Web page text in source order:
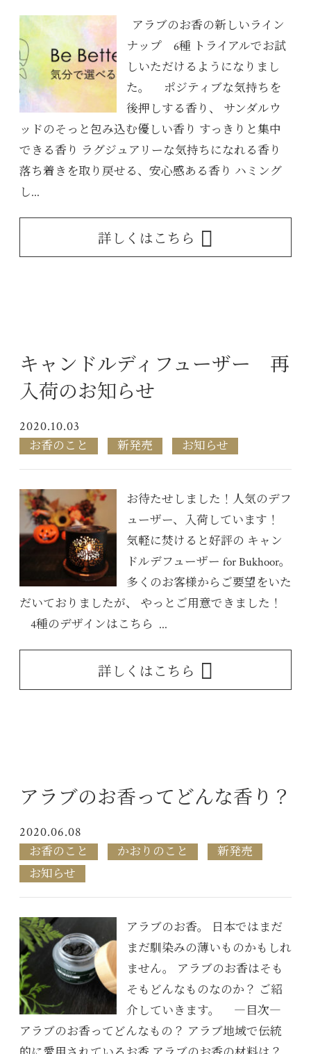
アラブのお香の新しいライン
ナップ 6種 トライアルでお試
しいただけるようになりまし
た。 ポジティブな気持ちを
後押しする香り、 サンダルウ
ッドのそっと包み込む優しい香り すっきりと集中
できる香り ラグジュアリーな気持ちになれる香り
落ち着きを取り戻せる、安心感ある香り ハミング
し...
詳しくはこちら
キャンドルディフューザー 再
入荷のお知らせ
2020.10.03
お香のこと 新発売 お知らせ
お待たせしました！人気のデフ
ューザー、入荷しています！
気軽に焚けると好評の キャン
ドルデフューザー for Bukhoor。
多くのお客様からご要望をいた
だいておりましたが、 やっとご用意できました！
4種のデザインはこちら ...
詳しくはこちら
アラブのお香ってどんな香り？
2020.06.08
お香のこと かおりのこと
新発売
お知らせ
アラブのお香。 日本ではまだ
まだ馴染みの薄いものかもしれ
ません。 アラブのお香はそも
そもどんなものなのか？ ご紹
介していきます。 ―目次―
アラブのお香ってどんなもの？ アラブ地域で伝統